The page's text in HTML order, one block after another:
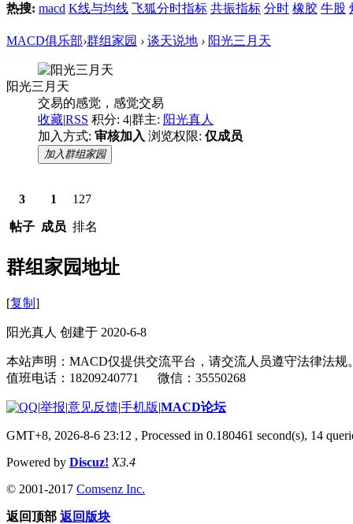
热搜: macd K线与均线 飞狐分时指标 共振指标 分时 橡胶 牛股
MACD俱乐部›群组家园 › 谈天说地 › 阳光三月天
阳光三月天
交易的感觉，感觉交易
收藏|RSS 积分: 4|群主: 阳光真人
加入方式: 审核加入 浏览权限: 仅成员
加入群组家园
3
帖子
1
成员
127
排名
群组家园地址
[复制 ]
阳光真人 创建于 2020-6-8
本站声明：MACD仅提供交流平台，请交流人员遵守法律法规
值班电话：18209240771 微信：35550268
|举报|意见反馈|手机版|MACD论坛
GMT+8, 2026-8-6 23:12 , Processed in 0.180461 second(s), 14
Powered by Discuz! X3.4
© 2001-2017 Comsenz Inc.
返回顶部 返回版块